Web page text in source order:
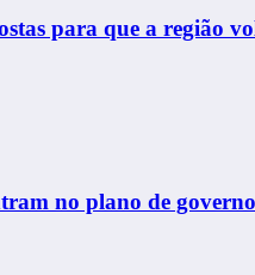
para que a região
no plano de